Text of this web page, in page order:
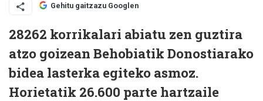
Gehitu gaitzazu Googlen
28262 korrikalari abiatu zen guztira
atzo goizean Behobiatik Donostiarako
bidea lasterka egiteko asmoz.
Horietatik 26.600 parte hartzaile